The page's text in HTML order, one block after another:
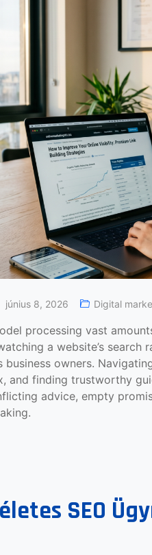
június 8, 2026 Digital
processing vast
a website’s
business owners.
and finding trustworthy
advice, empty
SEO